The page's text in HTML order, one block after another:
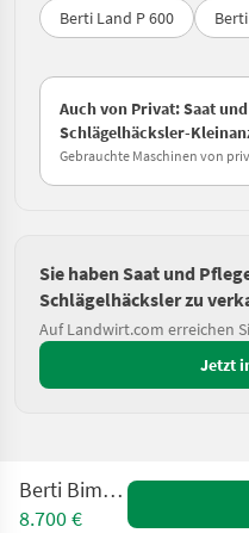
Berti Land P 600
Auch von Privat: Saat
Schlägelhäcksler-
Gebrauchte Maschinen von
Sie haben Saat und
Schlägelhäcksler zu
Auf Landwirt.com erreichen
Jetzt
Berti Bimax 300
8.700 €